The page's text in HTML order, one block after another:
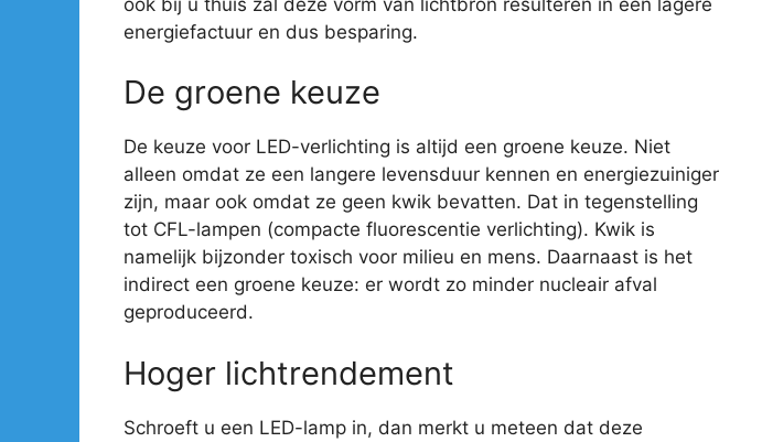
energiefactuur en dus besparing.
De groene keuze
De keuze voor LED-verlichting is altijd een groene keuze. Niet
alleen omdat ze een langere levensduur kennen en energiezuiniger
zijn, maar ook omdat ze geen kwik bevatten. Dat in tegenstelling
tot CFL-lampen (compacte fluorescentie verlichting). Kwik is
namelijk bijzonder toxisch voor milieu en mens. Daarnaast is het
indirect een groene keuze: er wordt zo minder nucleair afval
geproduceerd.
Hoger lichtrendement
Schroeft u een LED-lamp in, dan merkt u meteen dat deze